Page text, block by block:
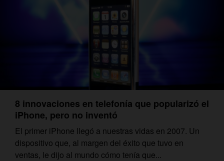
8 innovaciones en telefonía que popularizó el
iPhone, pero no inventó
El primer iPhone llegó a nuestras vidas en 2007. Un
dispositivo que, al margen del éxito que tuvo en
ventas, le dijo al mundo cómo tenía que...